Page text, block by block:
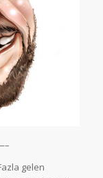
gelen